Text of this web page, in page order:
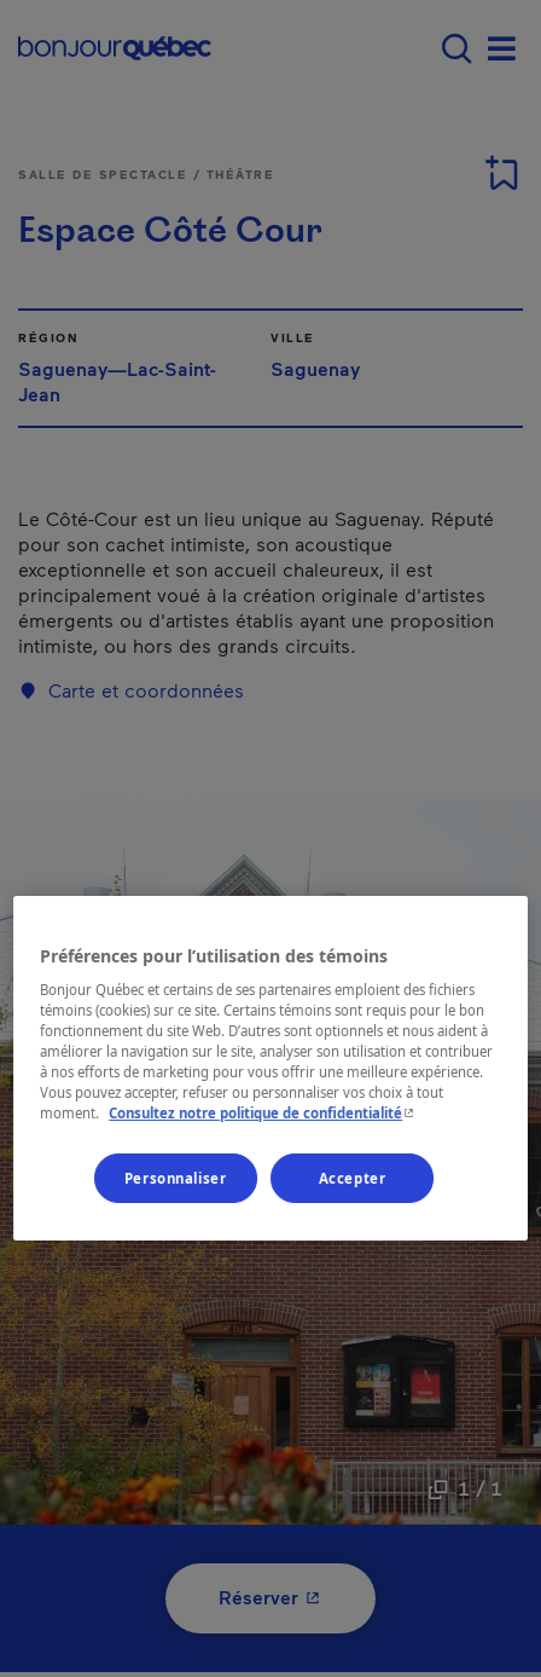
Main navigation -
1 / 1
Réserver- Cet hyperlien s'ouvrira
SALLE DE SPECTACLE / THÉÂTRE
Espace Côté Cour
RÉGION
Saguenay—Lac-Saint-
Jean
VILLE
Saguenay
Le Côté-Cour est un lieu unique au Saguenay. Réputé
pour son cachet intimiste, son acoustique
exceptionnelle et son accueil chaleureux, il est
principalement voué à la création originale d'artistes
émergents ou d'artistes établis ayant une proposition
intimiste, ou hors des grands circuits.
Carte et coordonnées
Préférences pour l’utilisation des témoins
Bonjour Québec et certains de ses partenaires emploient des fichiers
témoins (cookies) sur ce site. Certains témoins sont requis pour le bon
fonctionnement du site Web. D’autres sont optionnels et nous aident à
améliorer la navigation sur le site, analyser son utilisation et contribuer
à nos efforts de marketing pour vous offrir une meilleure expérience.
Vous pouvez accepter, refuser ou personnaliser vos choix à tout
moment.
Consultez notre politique de confidentialité- Cet hyperlien
Personnaliser Accepter